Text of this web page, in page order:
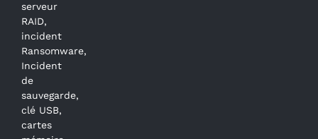
serveur
RAID,
incident
Ransomware,
Incident
de
sauvegarde,
clé USB,
cartes